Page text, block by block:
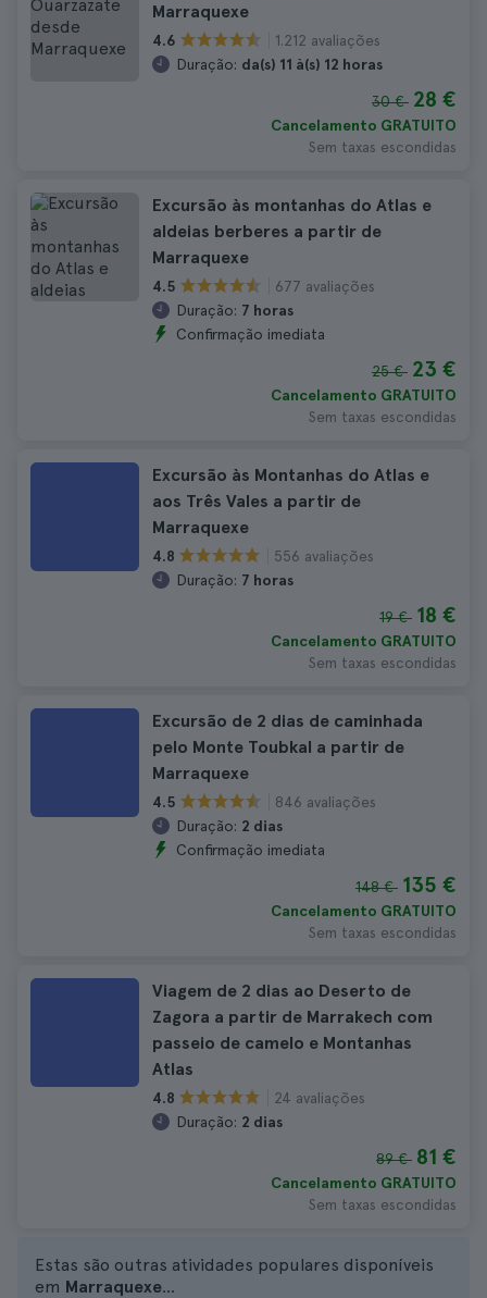
Marraquexe
4.6
1.212 avaliações
Duração: da(s) 11 à(s) 12 horas
30 € 28 €
Cancelamento GRATUITO
Sem taxas escondidas
Excursão às montanhas do Atlas e
aldeias berberes a partir de
Marraquexe
4.5
677 avaliações
Duração: 7 horas
Confirmação imediata
25 € 23 €
Cancelamento GRATUITO
Sem taxas escondidas
Excursão às Montanhas do Atlas e
aos Três Vales a partir de
Marraquexe
4.8
556 avaliações
Duração: 7 horas
19 € 18 €
Cancelamento GRATUITO
Sem taxas escondidas
Excursão de 2 dias de caminhada
pelo Monte Toubkal a partir de
Marraquexe
4.5
846 avaliações
Duração: 2 dias
Confirmação imediata
148 € 135 €
Cancelamento GRATUITO
Sem taxas escondidas
Viagem de 2 dias ao Deserto de
Zagora a partir de Marrakech com
passeio de camelo e Montanhas
Atlas
4.8
24 avaliações
Duração: 2 dias
89 € 81 €
Cancelamento GRATUITO
Sem taxas escondidas
Estas são outras atividades populares disponíveis
em Marraquexe...